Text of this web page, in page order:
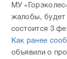
МУ
жалобы, будет
состоится 3
Как ранее
объявили о